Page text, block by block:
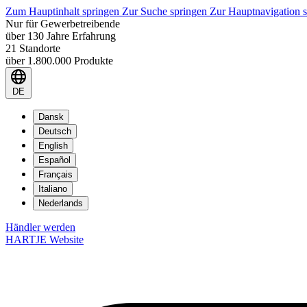
Zum Hauptinhalt springen Zur Suche springen Zur Hauptnavigation
Nur für Gewerbetreibende
über 130 Jahre Erfahrung
21 Standorte
über 1.800.000 Produkte
DE
Dansk
Deutsch
English
Español
Français
Italiano
Nederlands
Händler werden
HARTJE Website